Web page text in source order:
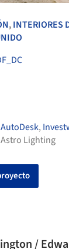
,INTERIORES
AutoDesk,
Astro Lighting
/